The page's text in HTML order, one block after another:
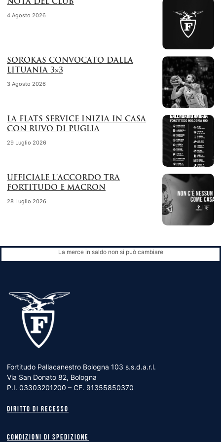
NOTA DEL CLUB
4 Agosto 2026
SOROKAS CONVOCATO DALLA
LITUANIA 3×3
3 Agosto 2026
LA FLATS SERVICE INIZIA IN CASA
CON RUVO DI PUGLIA
29 Luglio 2026
UFFICIALE L’ACCORDO TRA
FORTITUDO E MACRON
28 Luglio 2026
La merce in saldo non si può cambiare
Fortitudo Pallacanestro Bologna 103 s.s.d.a.r.l.
Via San Donato 82, Bologna
P.I. 03303201200 – CF. 91355850370
Diritto di recesso
Condizioni di spedizione